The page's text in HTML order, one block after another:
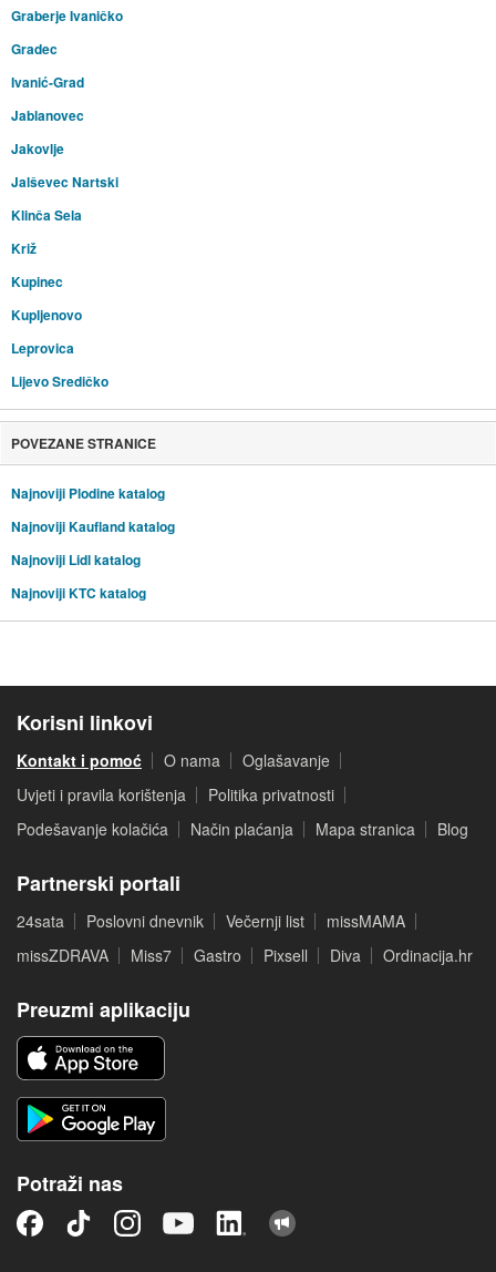
Graberje Ivaničko
Gradec
Ivanić-Grad
Jablanovec
Jakovlje
Jalševec Nartski
Klinča Sela
Križ
Kupinec
Kupljenovo
Leprovica
Lijevo Sredičko
POVEZANE STRANICE
Najnoviji Plodine katalog
Najnoviji Kaufland katalog
Najnoviji Lidl katalog
Najnoviji KTC katalog
Korisni linkovi
Kontakt i pomoć O nama
Oglašavanje
Uvjeti i pravila korištenja
Politika privatnosti
Podešavanje kolačića
Način plaćanja Mapa stranica Blog
Partnerski portali
24sata Poslovni dnevnik Večernji list
missMAMA
missZDRAVA
Miss7 Gastro Pixsell Diva Ordinacija.hr
Preuzmi aplikaciju
Potraži nas